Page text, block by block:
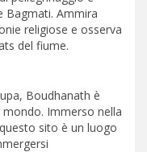
Bagmati. Ammira
religiose e osserva
del fiume.
Boudhanath è
Immerso nella
sito è un luogo